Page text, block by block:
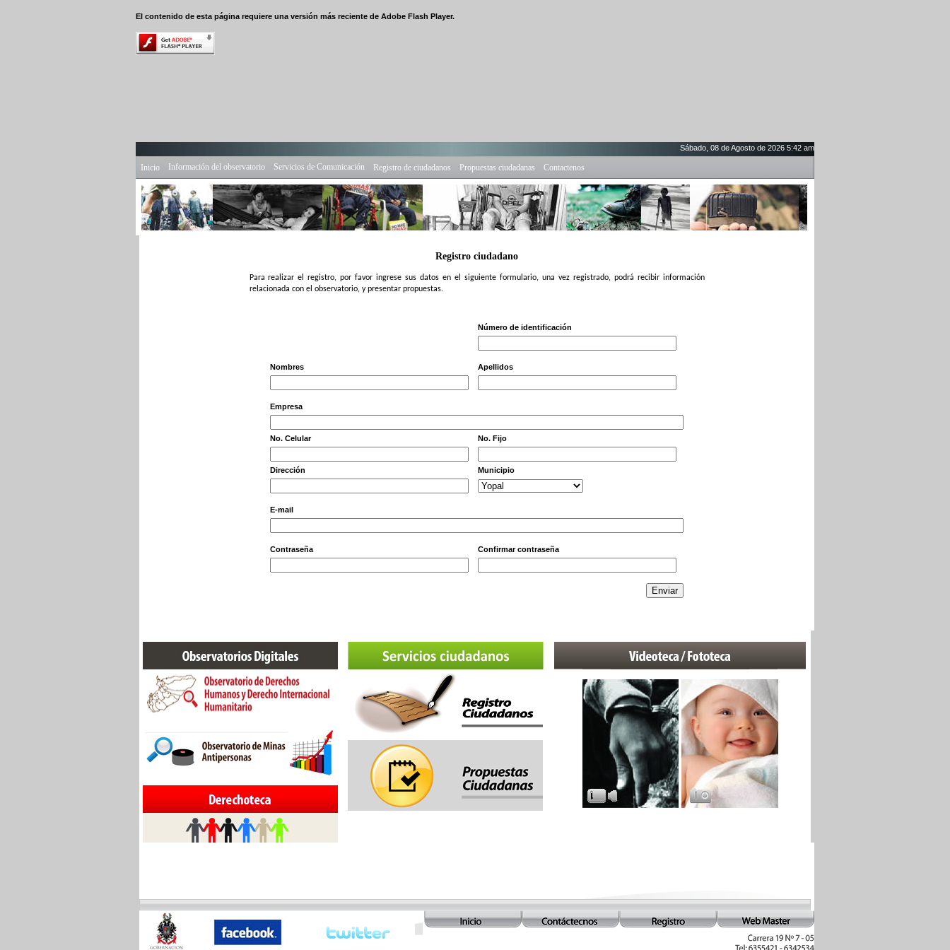
El contenido de esta página requiere una versión más reciente de Adobe Flash Player.
Sábado, 08 de Agosto de 2026 5:42 am
Inicio Información del observatorio Servicios de Comunicación Registro de ciudadanos Propuestas ciudadanas Contactenos
Registro ciudadano
Para realizar el registro, por favor ingrese sus datos en el siguiente formulario, una vez registrado, podrá recibir información
relacionada con el observatorio, y presentar propuestas.
Número de identificación
Nombres Apellidos
Empresa
No. Celular No. Fijo
Dirección Municipio
E-mail
Contraseña Confirmar contraseña